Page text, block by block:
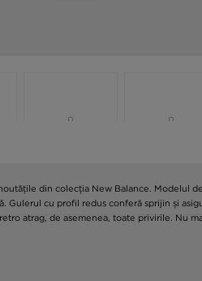
din colecția New Balance. Modelul
Gulerul cu profil redus conferă sprijin și
atrag, de asemenea, toate privirile. Nu